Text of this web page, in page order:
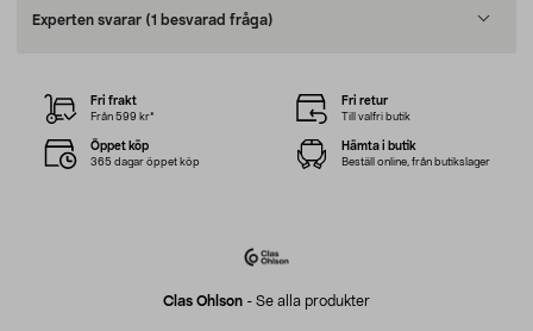
Experten svarar (1 besvarad fråga)
Clas Ohlson - Se alla produkter
Fri frakt
Från 599 kr*
Fri retur
Till valfri butik
Öppet köp
365 dagar öppet köp
Hämta i butik
Beställ online, från butikslager